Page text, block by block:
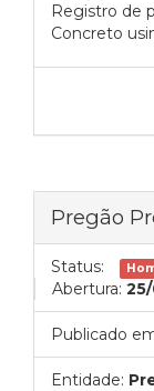
Registro de
Concreto
Pregão
Status:
Abertura:
Publicado
Entidade: